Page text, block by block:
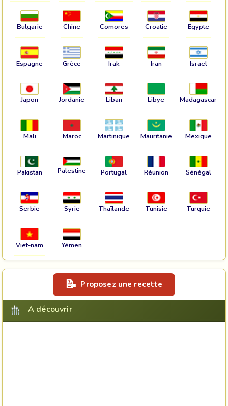
Bulgarie Chine Comores Croatie Egypte
Espagne Grèce Irak Iran Israel
Japon Jordanie Liban Libye Madagascar
Mali Maroc Martinique Mauritanie Mexique
Pakistan Palestine Portugal Réunion Sénégal
Serbie Syrie Thaïlande Tunisie Turquie
Viet-nam Yémen
Proposez une recette
A découvrir